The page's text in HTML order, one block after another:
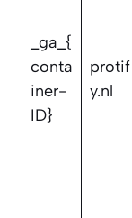
_ga_{
conta
iner-
ID}
protif
y.nl